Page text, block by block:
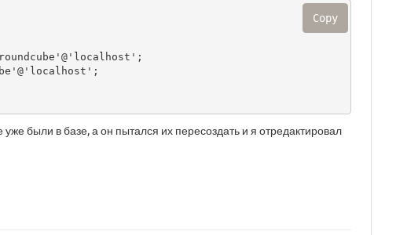
'roundcube'@'localhost';
Copy
были в базе, а он пытался их пересоздать и я отредактировал